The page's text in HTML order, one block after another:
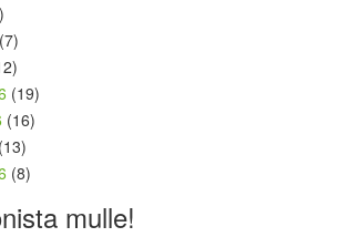
(7)
(19)
(16)
(13)
(8)
mulle!